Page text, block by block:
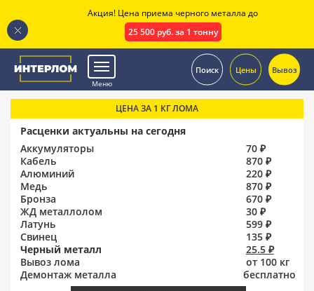
Меню
Поиск Цены Вывоз
ЦЕНА ЗА 1 КГ ЛОМА
Расценки актуальны на сегодня
Аккумуляторы
70 ₽
Кабель
870 ₽
Алюминий
220 ₽
Медь
870 ₽
Бронза
670 ₽
ЖД металлолом
30 ₽
Латунь
599 ₽
Свинец
135 ₽
Черный металл
25.5 ₽
Вывоз лома
от 100 кг
Демонтаж металла
бесплатно
Акция! Цена приема черного металла до
25 500 руб. за 1 тонну
.